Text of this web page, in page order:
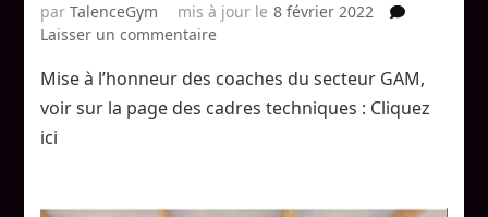
parTalenceGym mis à jour le 8 février 2022
Laisser un commentairesur
GAM
Mise à l’honneur des coaches du secteur GAM,
voir sur la page des cadres techniques : Cliquez
ici